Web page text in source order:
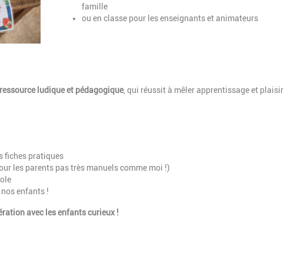
famille
ou en classe pour les enseignants et animateurs
ressource ludique et pédagogique, qui réussit à mêler apprentissage et plaisir
fiches pratiques
les parents pas très manuels comme moi !)
nos enfants !
avec les enfants curieux !